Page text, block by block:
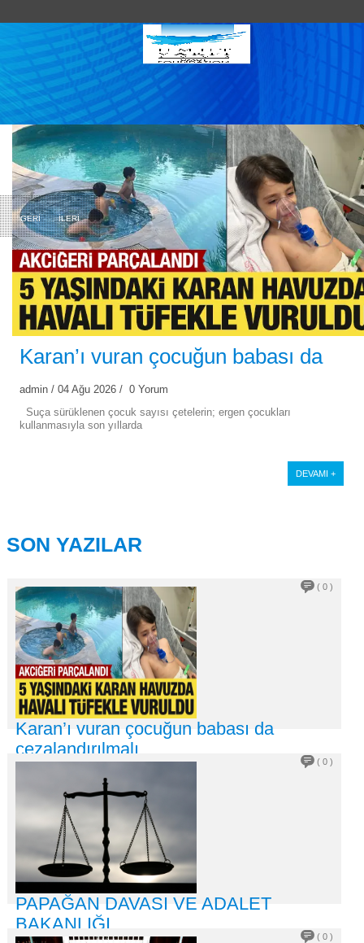
Karan’ı vuran çocuğun babası da
cezalandırılmalı…
admin / 04 Ağu 2026 / 0 Yorum
Suça sürüklenen çocuk sayısı çetelerin; ergen çocukları
kullanmasıyla son yıllarda
DEVAMI +
GERİ İLERİ
SON YAZILAR
Karan’ı vuran çocuğun babası da
cezalandırılmalı…
( 0 )
Suça sürüklenen çocuk sayısı çetelerin; ergen çocukları
kullanmasıyla son yıllarda
PAPAĞAN DAVASI VE ADALET
BAKANLIĞI
( 0 )
( 0 )